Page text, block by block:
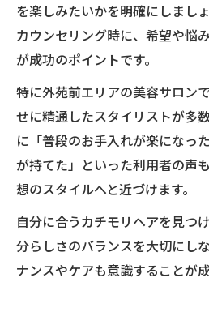
を楽しみたいかを明確にしまし
カウンセリング時に、希望や悩
が成功のポイントです。
特に外苑前エリアの美容サロン
せに精通したスタイリストが多
に「普段のお手入れが楽になっ
が持てた」といった利用者の声
想のスタイルへと近づけます。
自分に合うカチモリヘアを見つ
分らしさのバランスを大切にし
ナンスやケアも意識することが